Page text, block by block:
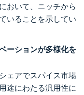
おいて、ニッチから
いることを示してい
ーションが多様化を
ェアでスパイス市場
途にわたる汎用性に